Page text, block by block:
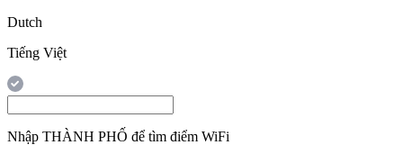
Dutch
Tiếng Việt
Nhập THÀNH PHỐ để tìm điểm WiFi